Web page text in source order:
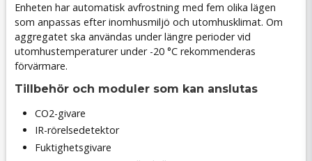
Enheten har automatisk avfrostning med fem olika lägen
som anpassas efter inomhusmiljö och utomhusklimat. Om
aggregatet ska användas under längre perioder vid
utomhustemperaturer under -20 °C rekommenderas
förvärmare.
Tillbehör och moduler som kan anslutas
CO2-givare
IR-rörelsedetektor
Fuktighetsgivare